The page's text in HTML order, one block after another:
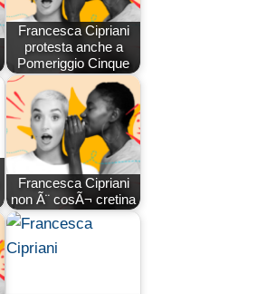
Francesca Cipriani
protesta anche a
Pomeriggio Cinque
Francesca Cipriani
non Ã¨ cosÃ¬ cretina